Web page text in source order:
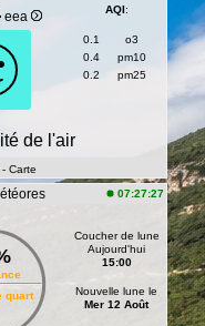
eea AQI:
0.1
o3
0.4
pm10
0.2
pm25
de l'air
- Carte
07:27:27
quart
Coucher de lune
Aujourd'hui
15:00
Nouvelle lune le
Mer 12 Août